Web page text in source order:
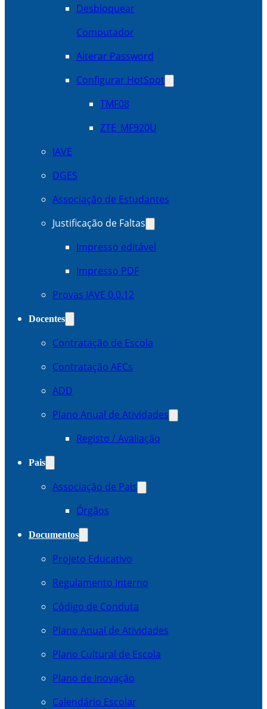
Desbloquear
Computador
Alterar Password
Configurar HotSpot
TMF08
ZTE_MF920U
IAVE
DGES
Associação de Estudantes
Justificação de Faltas
Impresso editável
Impresso PDF
Provas IAVE 0.0.12
Docentes
Contratação de Escola
Contratação AECs
ADD
Plano Anual de Atividades
Registo / Avaliação
Pais
Associação de Pais
Órgãos
Documentos
Projeto Educativo
Regulamento Interno
Código de Conduta
Plano Anual de Atividades
Plano Cultural de Escola
Plano de Inovação
Calendário Escolar